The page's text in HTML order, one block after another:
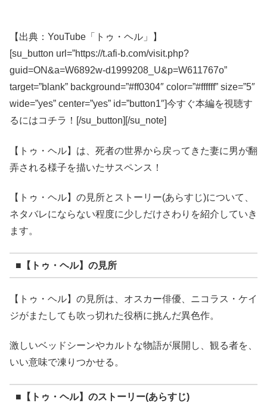
【出典：YouTube「トゥ・ヘル」】
[su_button url=”https://t.afi-b.com/visit.php?
guid=ON&a=W6892w-d1999208_U&p=W611767o”
target=”blank” background=”#ff0304″ color=”#ffffff” size=”5″
wide=”yes” center=”yes” id=”button1″]今すぐ本編を視聴す
るにはコチラ！[/su_button][/su_note]
【トゥ・ヘル】は、死者の世界から戻ってきた妻に男が翻
弄される様子を描いたサスペンス！
【トゥ・ヘル】の見所とストーリー(あらすじ)について、
ネタバレにならない程度に少しだけさわりを紹介していき
ます。
■【トゥ・ヘル】の見所
【トゥ・ヘル】の見所は、オスカー俳優、ニコラス・ケイ
ジがまたしても吹っ切れた役柄に挑んだ異色作。
激しいベッドシーンやカルトな物語が展開し、観る者を、
いい意味で凍りつかせる。
■【トゥ・ヘル】のストーリー(あらすじ)